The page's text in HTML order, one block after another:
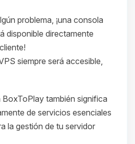
problema, ¡una consola
disponible directamente
siempre será accesible,
también significa
de servicios esenciales
la gestión de tu servidor